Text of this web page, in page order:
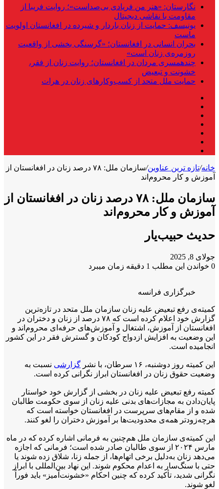
نگارستان: «هنر من فریادی بی‌صداست»؛ روایت فریبا از
مقاومت با نقاشی دیجیتال
یونیسف: حمایت از زنان باردار و شیرده در افغانستان اولویت
ماست
بحران انسانی در افغانستان؛ «گرسنگی بخشی از واقعیت
روزمره‌ی زنان است»
چندهمسری مردان در افغانستان؛ روایت زنان از فقر،
خشونت و تبعیض
حمایت ملل متحد از کسب‌وکارهای زنان در هرات
خانه/تازه ترین عناوین/
سازمان ملل: ۷۸ درصد زنان در افغانستان از
آموزش و کار محروم‌اند
سازمان ملل: ۷۸ درصد زنان در افغانستان از
آموزش و کار محروم‌اند
حدیث حبیب‌یار
جولای 8, 2025
0 خواندن این مطلب 1 دقیقه زمان میبرد
خبرگزاری فرانسه
کمیته‌ی رفع تبعیض علیه زنان سازمان ملل متحد در تازه‌ترین
گزارش خود اعلام کرده است که ۷۸ درصد از زنان و دختران در
افغانستان از آموزش، اشتغال و آموزش‌های حرفه‌ای محروم‌اند و
این وضعیت به افزایش ازدواج کودکان و گسترش فقر در این کشور
انجامیده است.
این کمیته روز دوشنبه، ۱۶ سرطان، با نشر گزارشی نسبت به
وضعیت حقوق زنان در افغانستان ابراز نگرانی کرده است.
کمیته رفع تبعیض علیه زنان در بخشی از گزارش خود خواستار
پایان‌دادن به مجازات‌های بدنی علیه زنان از سوی حکومت طالبان
شده و از مقام‌های سرپرست در افغانستان خواسته است که
هرچه‌زودتر همه‌ی محدودیت‌ها بر آموزش دختران را لغو کنند.
این کمیته‌ی سازمان ملل هم‌چنین به فرمانی اشاره کرده که در ماه
مارس ۲۰۲۴ از سوی طالبان صادر شده است؛ فرمانی که اجازه
می‌دهد زنان به‌دلیل برخی اتهام‌ها، از جمله زنا، شلاق زده شوند یا
حتی با سنگ‌سار به اعدام محکوم شوند. این نهاد بین‌المللی با ابراز
نگرانی شدید، تأکید کرده که چنین احکام «خشونت‌آمیز» باید فوراً
لغو شوند.